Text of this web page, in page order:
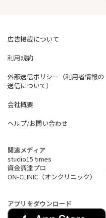
広告掲載について
利用規約
外部送信ポリシー（利用者情報の
送信について）
会社概要
ヘルプ/お問い合わせ
関連メディア
studio15 times
資金調達プロ
ON-CLINIC（オンクリニック）
アプリをダウンロード